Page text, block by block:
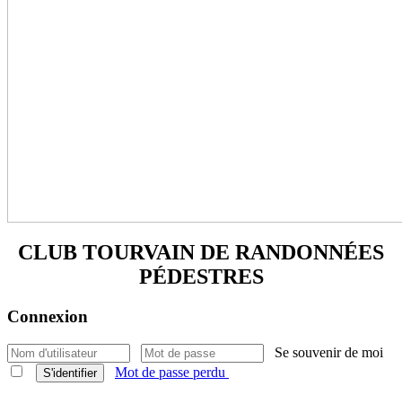
CLUB TOURVAIN DE RANDONNÉES
PÉDESTRES
Connexion
Se souvenir de moi
S'identifier Mot de passe perdu